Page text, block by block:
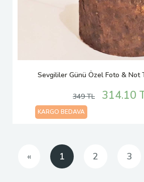
Sevgililer Günü Özel Foto & Not
349 TL 314.10
KARGO BEDAVA
«Önceki 1 2 3